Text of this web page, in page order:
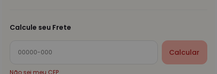
Calcule seu Frete
Calcular
Não sei meu CEP